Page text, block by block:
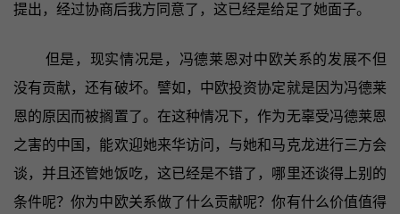
提出，经过协商后我方同意了，这已经是给足了她面子。
但是，现实情况是，冯德莱恩对中欧关系的发展不但
没有贡献，还有破坏。譬如，中欧投资协定就是因为冯德莱
恩的原因而被搁置了。在这种情况下，作为无辜受冯德莱恩
之害的中国，能欢迎她来华访问，与她和马克龙进行三方会
谈，并且还管她饭吃，这已经是不错了，哪里还谈得上别的
条件呢？你为中欧关系做了什么贡献呢？你有什么价值值得